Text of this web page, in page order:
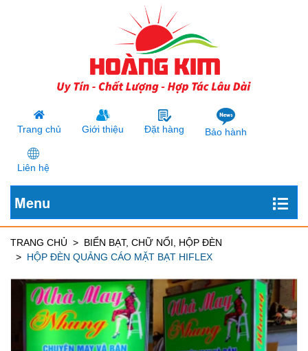
Trang chủ Giới thiệu Đặt hàng Bảo hành
Liên hệ
Menu
TRANG CHỦ
BIỂN BẠT, CHỮ NỔI, HỘP ĐÈN
HỘP ĐÈN QUẢNG CÁO MẶT BẠT HIFLEX